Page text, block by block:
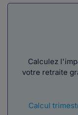
Calculez
votre retraite
Calcul